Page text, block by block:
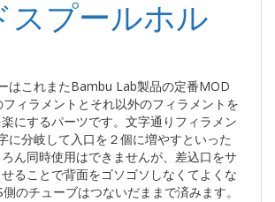
スプールホル
はこれまたBambu Lab製品の定番MOD
ィラメントとそれ以外のフィラメントを
にするパーツです。文字通りフィラメン
に分岐して入口を２個に増やすといった
ん同時使用はできませんが、差込口をサ
ることで背面をゴソゴソしなくてよくな
のチューブはつないだままで済みます。